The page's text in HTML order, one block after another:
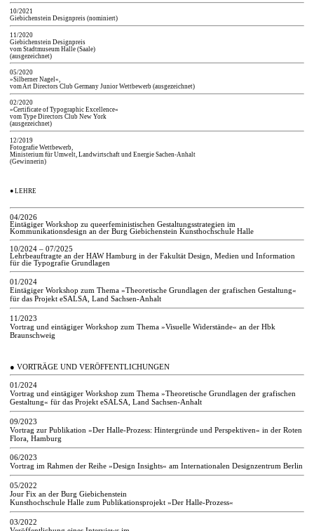
10/2021
Giebichenstein Designpreis (nominiert)
11/2020
Giebichenstein Designpreis
vom Stadtmuseum Halle (Saale)
(ausgezeichnet)
05/2020
»Silberner Nagel«,
vom Art Directors Club Germany Junior Wettbewerb (ausgezeichnet)
02/2020
»Certificate of Typographic Excellence«
vom Type Directors Club New York
(ausgezeichnet)
12/2019
Fotografie Wettbewerb,
Ministerium für Umwelt, Landwirtschaft und Energie Sachen-Anhalt
(Gewinnerin)
● LEHRE
04/2026
Eintägiger Workshop zu queerfeministischen Gestaltungsstrategien im
Kommunikationsdesign an der Burg Giebichenstein Kunsthochschule Halle
10/2024 – 07/2025
Lehrbeauftragte an der HAW Hamburg in der Fakultät Design, Medien und Information
für die Typografie Grundlagen
01/2024
Eintägiger Workshop zum Thema »Theoretische Grundlagen der grafischen Gestaltung«
für das Projekt eSALSA, Land Sachsen-Anhalt
11/2023
Vortrag und eintägiger Workshop zum Thema »Visuelle Widerstände« an der Hbk
Braunschweig
● VORTRÄGE UND VERÖFFENTLICHUNGEN
01/2024
Vortrag und eintägiger Workshop zum Thema »Theoretische Grundlagen der grafischen
Gestaltung« für das Projekt eSALSA, Land Sachsen-Anhalt
09/2023
Vortrag zur Publikation »Der Halle-Prozess: Hintergründe und Perspektiven« in der Roten
Flora, Hamburg
06/2023
Vortrag im Rahmen der Reihe »Design Insights« am Internationalen Designzentrum Berlin
05/2022
Jour Fix an der Burg Giebichenstein
Kunsthochschule Halle zum Publikationsprojekt »Der Halle-Prozess«
03/2022